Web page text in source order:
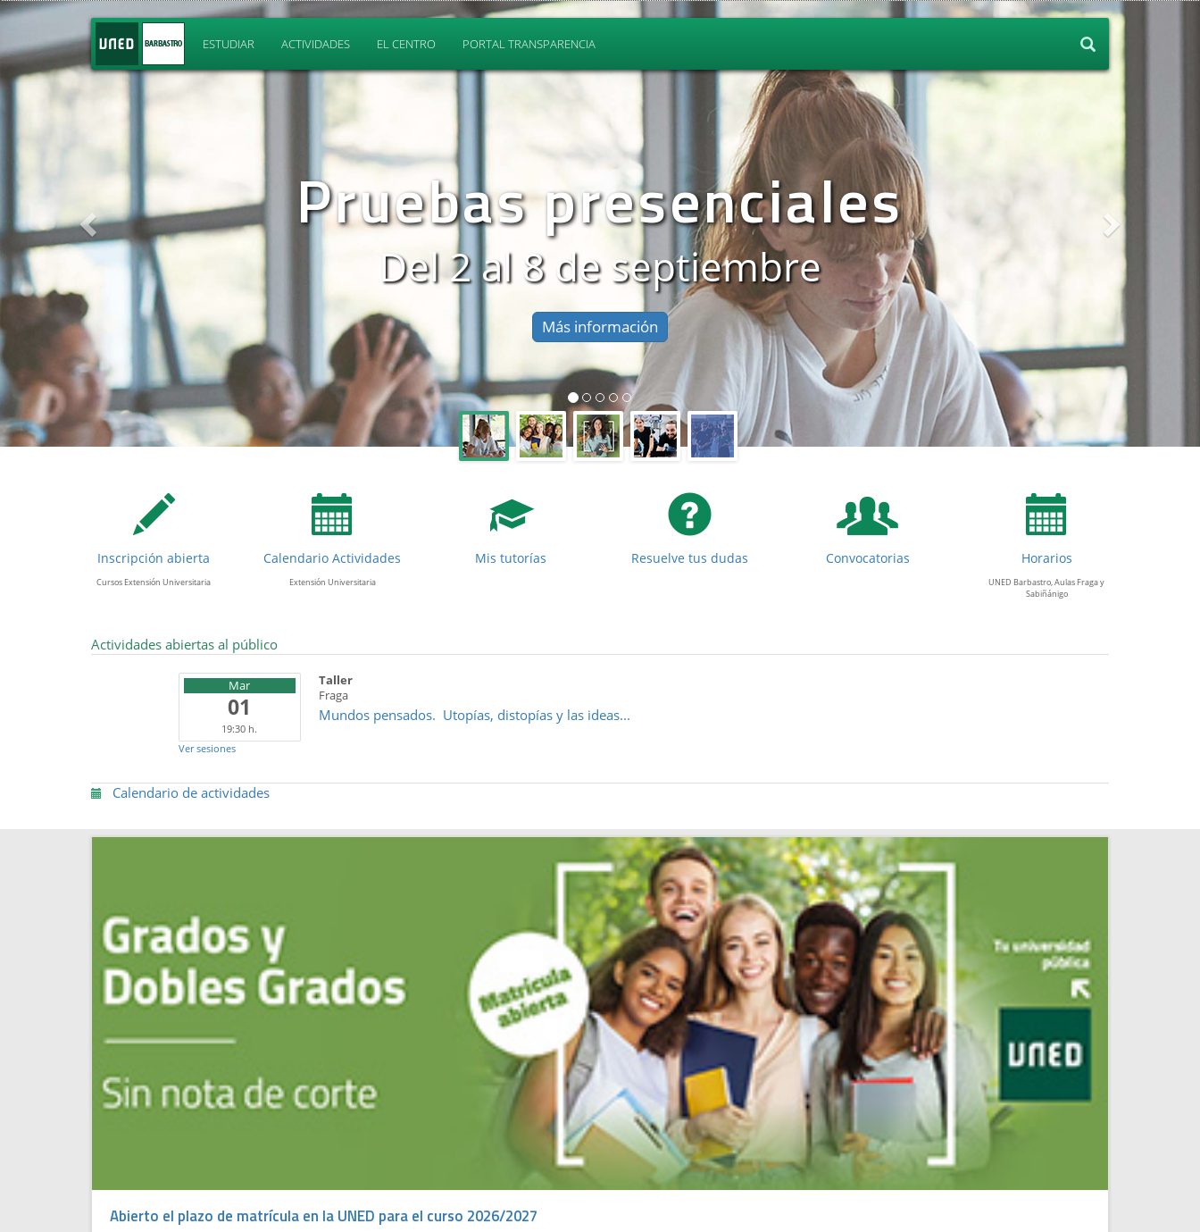
ESTUDIAR ACTIVIDADES EL CENTRO PORTAL TRANSPARENCIA
Grados y Dobles Grados
Tu universidad pública
Matrícula abierta
Más información
Previo Siguiente
Inscripción abierta
Cursos Extensión Universitaria
Calendario Actividades
Extensión Universitaria
Mis tutorías Resuelve tus dudas Convocatorias Horarios
UNED Barbastro, Aulas Fraga y
Sabiñánigo
Actividades abiertas al público
Mar
01
19:30 h.
Ver sesiones
Taller
Fraga
Mundos pensados. Utopías, distopías y las ideas...
Calendario de actividades
Abierto el plazo de matrícula en la UNED para el curso 2026/2027